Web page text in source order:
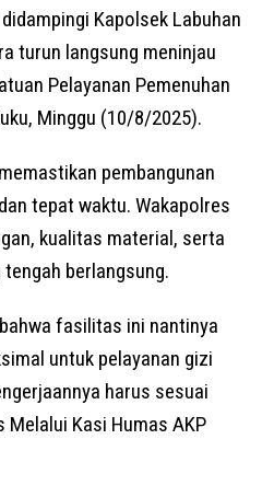
Kapolsek Labuhan
turun langsung meninjau
Pelayanan Pemenuhan
Minggu (10/8/2025).
pembangunan
tepat waktu. Wakapolres
kualitas material, serta
berlangsung.
fasilitas ini nantinya
untuk pelayanan gizi
harus sesuai
Melalui Kasi Humas AKP